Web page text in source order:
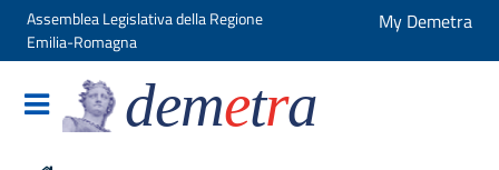
Assemblea Legislativa della Regione
Emilia-Romagna
My Demetra
demetra